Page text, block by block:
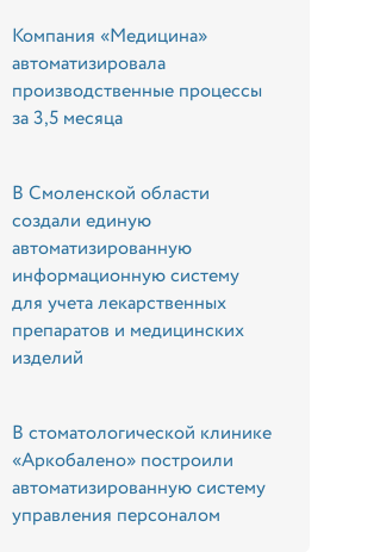
Компания «Медицина»
автоматизировала
производственные процессы
за 3,5 месяца
В Смоленской области
создали единую
автоматизированную
информационную систему
для учета лекарственных
препаратов и медицинских
изделий
В стоматологической клинике
«Аркобалено» построили
автоматизированную систему
управления персоналом